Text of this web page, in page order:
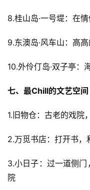
8.桂山岛·一号堤：在
9.东澳岛·风车山：高
10.外伶仃岛·双子亭：
七、最Chill的文艺空间
1.旧物仓：古老的戏院
2.万觅书店：打开书，
3.小日子：过一道侧
院